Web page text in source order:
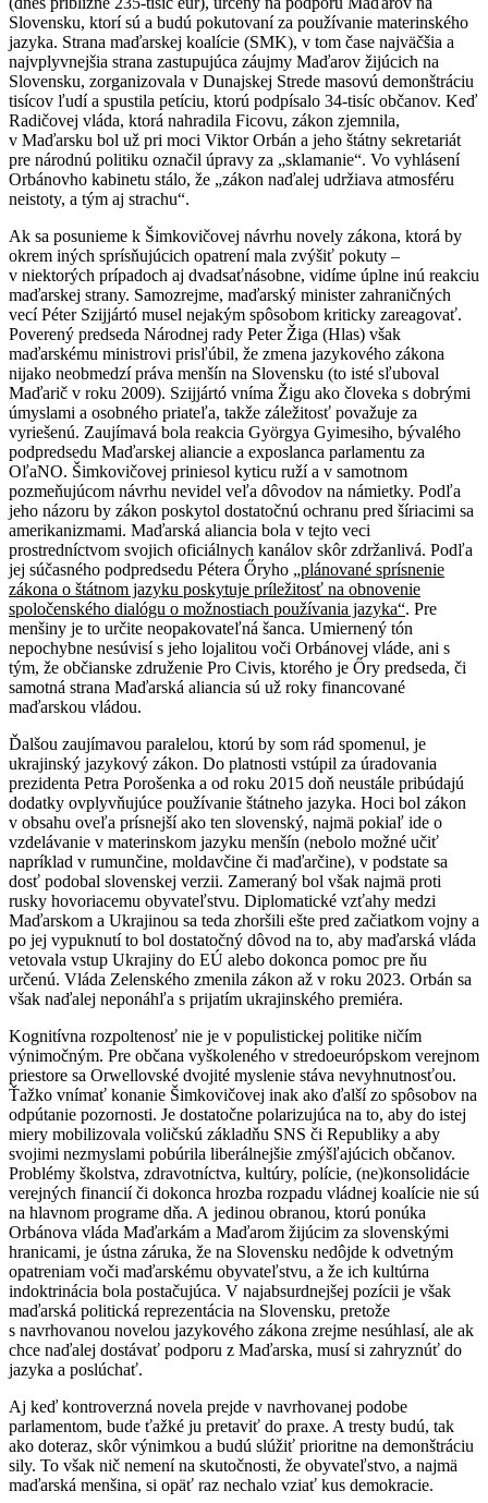
Slovensku, ktorí sú a budú pokutovaní za používanie materinského
jazyka. Strana maďarskej koalície (SMK), v tom čase najväčšia a
najvplyvnejšia strana zastupujúca záujmy Maďarov žijúcich na
Slovensku, zorganizovala v Dunajskej Strede masovú demonštráciu
tisícov ľudí a spustila petíciu, ktorú podpísalo 34-tisíc občanov. Keď
Radičovej vláda, ktorá nahradila Ficovu, zákon zjemnila,
v Maďarsku bol už pri moci Viktor Orbán a jeho štátny sekretariát
pre národnú politiku označil úpravy za „sklamanie“. Vo vyhlásení
Orbánovho kabinetu stálo, že „zákon naďalej udržiava atmosféru
neistoty, a tým aj strachu“.
Ak sa posunieme k Šimkovičovej návrhu novely zákona, ktorá by
okrem iných sprísňujúcich opatrení mala zvýšiť pokuty –
v niektorých prípadoch aj dvadsaťnásobne, vidíme úplne inú reakciu
maďarskej strany. Samozrejme, maďarský minister zahraničných
vecí Péter Szijjártó musel nejakým spôsobom kriticky zareagovať.
Poverený predseda Národnej rady Peter Žiga (Hlas) však
maďarskému ministrovi prisľúbil, že zmena jazykového zákona
nijako neobmedzí práva menšín na Slovensku (to isté sľuboval
Maďarič v roku 2009). Szijjártó vníma Žigu ako človeka s dobrými
úmyslami a osobného priateľa, takže záležitosť považuje za
vyriešenú. Zaujímavá bola reakcia Györgya Gyimesiho, bývalého
podpredsedu Maďarskej aliancie a exposlanca parlamentu za
OľaNO. Šimkovičovej priniesol kyticu ruží a v samotnom
pozmeňujúcom návrhu nevidel veľa dôvodov na námietky. Podľa
jeho názoru by zákon poskytol dostatočnú ochranu pred šíriacimi sa
amerikanizmami. Maďarská aliancia bola v tejto veci
prostredníctvom svojich oficiálnych kanálov skôr zdržanlivá. Podľa
jej súčasného podpredsedu Pétera Őryho „plánované sprísnenie
zákona o štátnom jazyku poskytuje príležitosť na obnovenie
spoločenského dialógu o možnostiach používania jazyka“. Pre
menšiny je to určite neopakovateľná šanca. Umiernený tón
nepochybne nesúvisí s jeho lojalitou voči Orbánovej vláde, ani s
tým, že občianske združenie Pro Civis, ktorého je Őry predseda, či
samotná strana Maďarská aliancia sú už roky financované
maďarskou vládou.
Ďalšou zaujímavou paralelou, ktorú by som rád spomenul, je
ukrajinský jazykový zákon. Do platnosti vstúpil za úradovania
prezidenta Petra Porošenka a od roku 2015 doň neustále pribúdajú
dodatky ovplyvňujúce používanie štátneho jazyka. Hoci bol zákon
v obsahu oveľa prísnejší ako ten slovenský, najmä pokiaľ ide o
vzdelávanie v materinskom jazyku menšín (nebolo možné učiť
napríklad v rumunčine, moldavčine či maďarčine), v podstate sa
dosť podobal slovenskej verzii. Zameraný bol však najmä proti
rusky hovoriacemu obyvateľstvu. Diplomatické vzťahy medzi
Maďarskom a Ukrajinou sa teda zhoršili ešte pred začiatkom vojny a
po jej vypuknutí to bol dostatočný dôvod na to, aby maďarská vláda
vetovala vstup Ukrajiny do EÚ alebo dokonca pomoc pre ňu
určenú. Vláda Zelenského zmenila zákon až v roku 2023. Orbán sa
však naďalej neponáhľa s prijatím ukrajinského premiéra.
Kognitívna rozpoltenosť nie je v populistickej politike ničím
výnimočným. Pre občana vyškoleného v stredoeurópskom verejnom
priestore sa Orwellovské dvojité myslenie stáva nevyhnutnosťou.
Ťažko vnímať konanie Šimkovičovej inak ako ďalší zo spôsobov na
odpútanie pozornosti. Je dostatočne polarizujúca na to, aby do istej
miery mobilizovala voličskú základňu SNS či Republiky a aby
svojimi nezmyslami pobúrila liberálnejšie zmýšľajúcich občanov.
Problémy školstva, zdravotníctva, kultúry, polície, (ne)konsolidácie
verejných financií či dokonca hrozba rozpadu vládnej koalície nie sú
na hlavnom programe dňa. A jedinou obranou, ktorú ponúka
Orbánova vláda Maďarkám a Maďarom žijúcim za slovenskými
hranicami, je ústna záruka, že na Slovensku nedôjde k odvetným
opatreniam voči maďarskému obyvateľstvu, a že ich kultúrna
indoktrinácia bola postačujúca. V najabsurdnejšej pozícii je však
maďarská politická reprezentácia na Slovensku, pretože
s navrhovanou novelou jazykového zákona zrejme nesúhlasí, ale ak
chce naďalej dostávať podporu z Maďarska, musí si zahryznúť do
jazyka a poslúchať.
Aj keď kontroverzná novela prejde v navrhovanej podobe
parlamentom, bude ťažké ju pretaviť do praxe. A tresty budú, tak
ako doteraz, skôr výnimkou a budú slúžiť prioritne na demonštráciu
sily. To však nič nemení na skutočnosti, že obyvateľstvo, a najmä
maďarská menšina, si opäť raz nechalo vziať kus demokracie.